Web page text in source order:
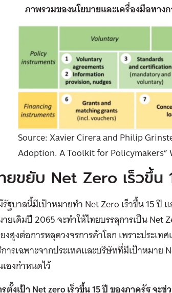
ภาพรวมของนโยบายและเครื่องมือทาง
Source: Xavier Cirera and Philip
Adoption. A Toolkit for Policymakers”
ยขยับ Net Zero เร็วขึ้น
ฐบาลนี้มีเป้าหมายทำ Net Zero เร็วขึ้น 15 ปี
ยเดิมปี 2065 จะทำให้ไทยบรรลุการเป็น Net
งสูงต่อการหลุดวงจรการค้าโลก เพราะประ
ารเฉพาะจากประเทศและบริษัทที่มีเป้าหมาย
องกำหนดไว้
ตั้งเป้า Net zero เร็วขึ้น 15 ปี ของภาครัฐ จ